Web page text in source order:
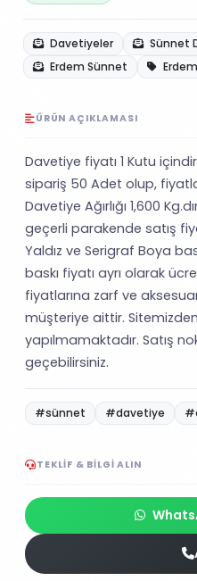
Davetiyeler
Sünnet
Erdem Sünnet
ÜRÜN AÇIKLAMASI
Davetiye fiyatı 1 Kutu
sipariş 50 Adet olup,
Davetiye Ağırlığı 1,600
geçerli parakende satış
Yaldız ve Serigraf Boya
baskı fiyatı ayrı olarak
fiyatlarına zarf ve
müşteriye aittir.
yapılmamaktadır. Satış
geçebilirsiniz.
#sünnet #davetiye
TEKLIF & BILGI ALIN